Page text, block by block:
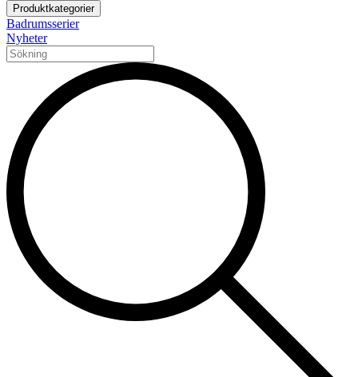
Produktkategorier
Badrumsserier
Nyheter